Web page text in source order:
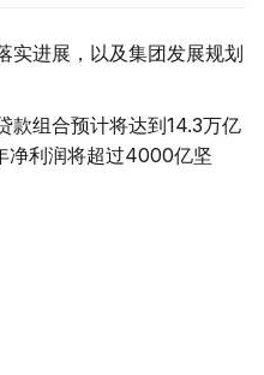
实进展，以及集团发展规划
款组合预计将达到14.3万亿
净利润将超过4000亿坚